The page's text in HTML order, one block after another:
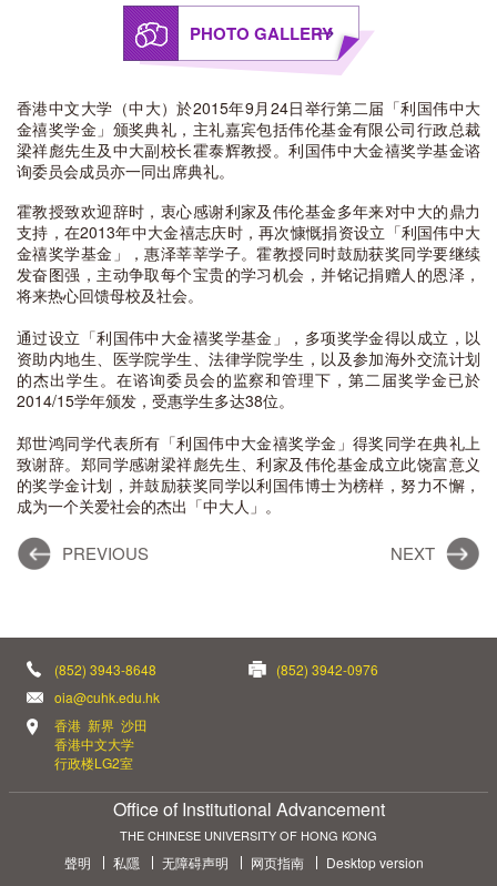
PHOTO GALLERY
香港中文大学（中大）於2015年9月24日举行第二届「利国伟中大
金禧奖学金」颁奖典礼，主礼嘉宾包括伟伦基金有限公司行政总裁
梁祥彪先生及中大副校长霍泰辉教授。利国伟中大金禧奖学基金谘
询委员会成员亦一同出席典礼。
霍教授致欢迎辞时，衷心感谢利家及伟伦基金多年来对中大的鼎力
支持，在2013年中大金禧志庆时，再次慷慨捐资设立「利国伟中大
金禧奖学基金」，惠泽莘莘学子。霍教授同时鼓励获奖同学要继续
发奋图强，主动争取每个宝贵的学习机会，并铭记捐赠人的恩泽，
将来热心回馈母校及社会。
通过设立「利国伟中大金禧奖学基金」，多项奖学金得以成立，以
资助内地生、医学院学生、法律学院学生，以及参加海外交流计划
的杰出学生。在谘询委员会的监察和管理下，第二届奖学金已於
2014/15学年颁发，受惠学生多达38位。
郑世鸿同学代表所有「利国伟中大金禧奖学金」得奖同学在典礼上
致谢辞。郑同学感谢梁祥彪先生、利家及伟伦基金成立此饶富意义
的奖学金计划，并鼓励获奖同学以利国伟博士为榜样，努力不懈，
成为一个关爱社会的杰出「中大人」。
PREVIOUS NEXT
(852) 3943-8648
(852) 3942-0976
oia@cuhk.edu.hk
香港 新界 沙田
香港中文大学
行政楼LG2室
Office of Institutional Advancement
THE CHINESE UNIVERSITY OF HONG KONG
聲明 私隱 无障碍声明 网页指南
Desktop version